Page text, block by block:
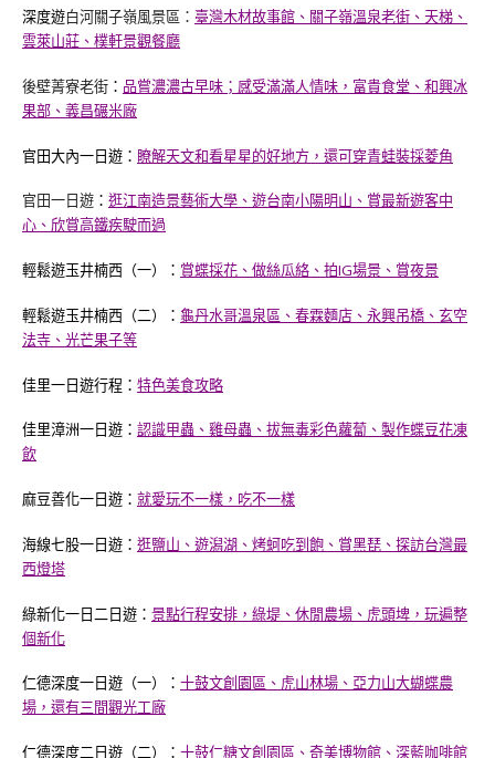
深度遊白河關子嶺風景區： 臺灣木材故事館、關子嶺溫泉老街、天梯、
雲萊山莊、樸軒景觀餐廳
後壁菁寮老街 ： 品嘗濃濃古早味；感受滿滿人情味，富貴食堂、和興冰
果部、義昌碾米廠
官田大內一日遊： 瞭解天文和看星星的好地方，還可穿青蛙裝採菱角
官田一日遊 ： 逛江南造景藝術大學、遊台南小陽明山、賞最新遊客中
心、欣賞高鐵疾駛而過
輕鬆遊玉井楠西（一）： 賞蝶採花、做絲瓜絡、拍IG場景、賞夜景
輕鬆遊玉井楠西（二）： 龜丹水哥溫泉區、春霖麵店、永興吊橋、玄空
法寺、光芒果子等
佳里一日遊行程： 特色美食攻略
佳里漳洲一日遊： 認識甲蟲、雞母蟲、拔無毒彩色蘿蔔、製作蝶豆花凍
飲
麻豆善化一日遊： 就愛玩不一樣，吃不一樣
海線七股一日遊： 逛鹽山、遊潟湖、烤蚵吃到飽、賞黑琵、探訪台灣最
西燈塔
綠新化一日二日遊： 景點行程安排，綠堤、休閒農場、虎頭埤，玩遍整
個新化
仁德深度一日遊（一）： 十鼓文創園區、虎山林場、亞力山大蝴蝶農
場，還有三間觀光工廠
仁德深度二日遊（二）： 十鼓仁糖文創園區、奇美博物館、深藍咖啡館